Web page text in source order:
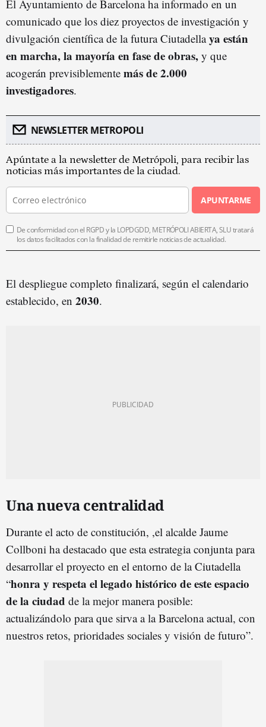
El Ayuntamiento de Barcelona ha informado en un
comunicado que los diez proyectos de investigación y
divulgación científica de la futura Ciutadellaya están
en marcha, la mayoría en fase de obras, y que
acogerán previsiblemente más de 2.000
investigadores.
NEWSLETTER METROPOLI
Apúntate a la newsletter de Metrópoli, para recibir las
noticias más importantes de la ciudad.
APUNTARME
De conformidad con el RGPD y la LOPDGDD, METRÓPOLI ABIERTA, SLU tratará
los datos facilitados con la finalidad de remitirle noticias de actualidad.
El despliegue completo finalizará, según el calendario
establecido, en 2030.
Una nueva centralidad
Durante el acto de constitución, ,el alcalde Jaume
Collboni ha destacado que esta estrategia conjunta para
desarrollar el proyecto en el entorno de la Ciutadella
“honra y respeta el legado histórico de este espacio
de la ciudad de la mejor manera posible:
actualizándolo para que sirva a la Barcelona actual, con
nuestros retos, prioridades sociales y visión de futuro”.